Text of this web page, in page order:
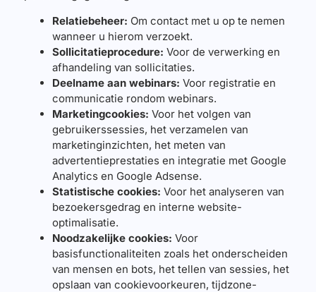
Relatiebeheer: Om contact met u op te nemen
wanneer u hierom verzoekt.
Sollicitatieprocedure: Voor de verwerking en
afhandeling van sollicitaties.
Deelname aan webinars: Voor registratie en
communicatie rondom webinars.
Marketingcookies: Voor het volgen van
gebruikerssessies, het verzamelen van
marketinginzichten, het meten van
advertentieprestaties en integratie met Google
Analytics en Google Adsense.
Statistische cookies: Voor het analyseren van
bezoekersgedrag en interne website-
optimalisatie.
Noodzakelijke cookies: Voor
basisfunctionaliteiten zoals het onderscheiden
van mensen en bots, het tellen van sessies, het
opslaan van cookievoorkeuren, tijdzone-